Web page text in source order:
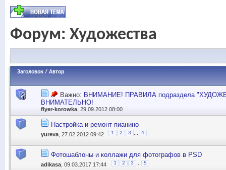
Форум: Художества
Заголовок / Автор
Важно: ВНИМАНИЕ! ПРАВИЛА подраздела
ВНИМАТЕЛЬНО!
flyer-korowka , 29.09.2012 08:00
Настройка и ремонт пианино
yureva , 27.02.2012 09:42 1 2 3 4
Фотошаблоны и коллажи для фотографов в PSD
adikasa , 09.03.2017 17:44 1 2 3 5